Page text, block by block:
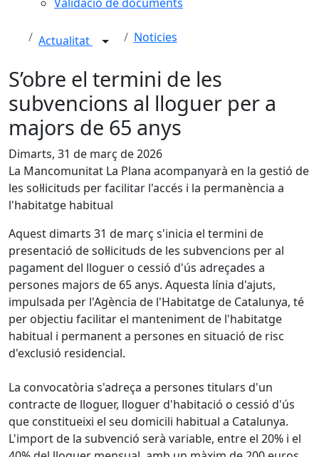
Actualitat Noticies
S’obre el termini de les
subvencions al lloguer per a
majors de 65 anys
Dimarts, 31 de març de 2026
La Mancomunitat La Plana acompanyarà en la gestió de
les sol·licituds per facilitar l'accés i la permanència a
l'habitatge habitual
Aquest dimarts 31 de març s'inicia el termini de
presentació de sol·licituds de les subvencions per al
pagament del lloguer o cessió d'ús adreçades a
persones majors de 65 anys. Aquesta línia d'ajuts,
impulsada per l'Agència de l'Habitatge de Catalunya, té
per objectiu facilitar el manteniment de l'habitatge
habitual i permanent a persones en situació de risc
d'exclusió residencial.
La convocatòria s'adreça a persones titulars d'un
contracte de lloguer, lloguer d'habitació o cessió d'ús
que constitueixi el seu domicili habitual a Catalunya.
L'import de la subvenció serà variable, entre el 20% i el